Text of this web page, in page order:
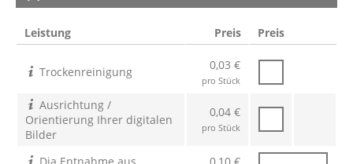
Leistung Preis Preis
Trockenreinigung 0,03 €
pro Stück
Ausrichtung /
Orientierung Ihrer digitalen
Bilder
0,04 €
pro Stück